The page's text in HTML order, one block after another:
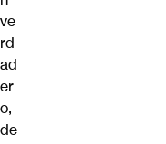
ve
rd
ad
er
o,
de